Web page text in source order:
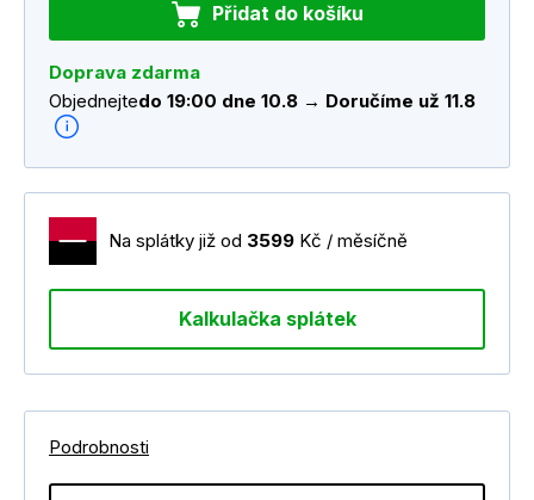
Přidat do košíku
Doprava zdarma
Objednejtedo 19:00 dne 10.8 → Doručíme už 11.8
Na splátky již od 3599 Kč / měsíčně
Kalkulačka splátek
Podrobnosti